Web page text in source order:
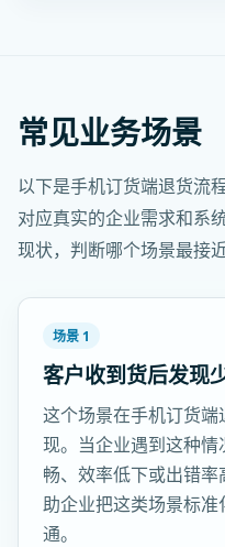
常见业务场景
以下是手机订货端退货流
对应真实的企业需求和系
现状，判断哪个场景最接
场景 1
客户收到货后发现
这个场景在手机订货
现。当企业遇到这种
畅、效率低下或出错
助企业把这类场景标
通。